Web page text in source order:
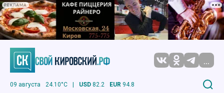
РЕКЛАМА
...
09 августа 24.10°C | USD 82.2 EUR 94.8